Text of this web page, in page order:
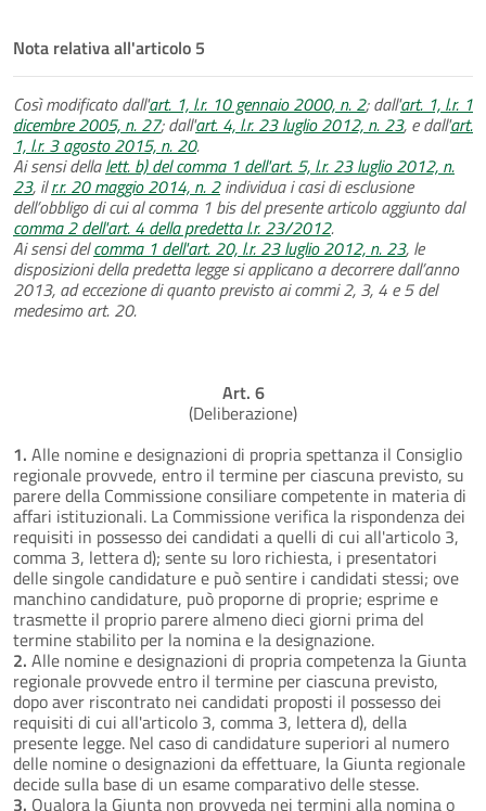
Nota relativa all'articolo 5
Così modificato dall'art. 1, l.r. 10 gennaio 2000, n. 2; dall'art. 1, l.r. 1
dicembre 2005, n. 27; dall'art. 4, l.r. 23 luglio 2012, n. 23, e dall'art.
1, l.r. 3 agosto 2015, n. 20.
Ai sensi dellalett. b) del comma 1 dell'art. 5, l.r. 23 luglio 2012, n.
23, ilr.r. 20 maggio 2014, n. 2individua i casi di esclusione
dell’obbligo di cui al comma 1 bis del presente articolo aggiunto dal
comma 2 dell'art. 4 della predetta l.r. 23/2012.
Ai sensi delcomma 1 dell'art. 20, l.r. 23 luglio 2012, n. 23, le
disposizioni della predetta legge si applicano a decorrere dall’anno
2013, ad eccezione di quanto previsto ai commi 2, 3, 4 e 5 del
medesimo art. 20.
Art. 6
(Deliberazione)
1. Alle nomine e designazioni di propria spettanza il Consiglio
regionale provvede, entro il termine per ciascuna previsto, su
parere della Commissione consiliare competente in materia di
affari istituzionali. La Commissione verifica la rispondenza dei
requisiti in possesso dei candidati a quelli di cui all'articolo 3,
comma 3, lettera d); sente su loro richiesta, i presentatori
delle singole candidature e può sentire i candidati stessi; ove
manchino candidature, può proporne di proprie; esprime e
trasmette il proprio parere almeno dieci giorni prima del
termine stabilito per la nomina e la designazione.
2. Alle nomine e designazioni di propria competenza la Giunta
regionale provvede entro il termine per ciascuna previsto,
dopo aver riscontrato nei candidati proposti il possesso dei
requisiti di cui all'articolo 3, comma 3, lettera d), della
presente legge. Nel caso di candidature superiori al numero
delle nomine o designazioni da effettuare, la Giunta regionale
decide sulla base di un esame comparativo delle stesse.
3. Qualora la Giunta non provveda nei termini alla nomina o